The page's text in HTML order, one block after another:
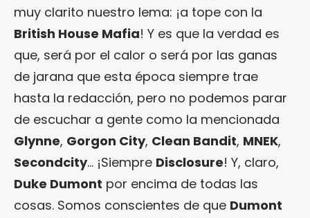
muy clarito nuestro lema: ¡a tope con la
British House Mafia! Y es que la verdad es
que, será por el calor o será por las ganas
de jarana que esta época siempre trae
hasta la redacción, pero no podemos parar
de escuchar a gente como la mencionada
Glynne, Gorgon City, Clean Bandit, MNEK,
Secondcity… ¡Siempre Disclosure! Y, claro,
Duke Dumont por encima de todas las
cosas. Somos conscientes de que Dumont